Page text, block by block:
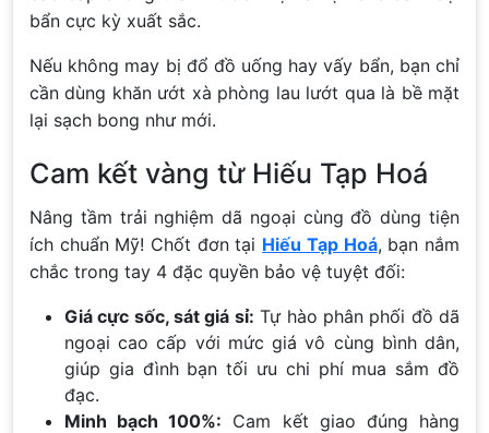
bẩn cực kỳ xuất sắc.
Nếu không may bị đổ đồ uống hay vấy bẩn, bạn chỉ
cần dùng khăn ướt xà phòng lau lướt qua là bề mặt
lại sạch bong như mới.
Cam kết vàng từ Hiếu Tạp Hoá
Nâng tầm trải nghiệm dã ngoại cùng đồ dùng tiện
ích chuẩn Mỹ! Chốt đơn tại Hiếu Tạp Hoá, bạn nắm
chắc trong tay 4 đặc quyền bảo vệ tuyệt đối:
Giá cực sốc, sát giá sỉ: Tự hào phân phối đồ dã
ngoại cao cấp với mức giá vô cùng bình dân,
giúp gia đình bạn tối ưu chi phí mua sắm đồ
đạc.
Minh bạch 100%: Cam kết giao đúng hàng